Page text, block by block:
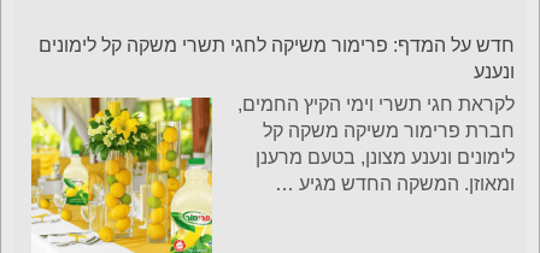
חדש על המדף: פרימור משיקה לחגי תשרי משקה קל לימונים
ונענע
לקראת חגי תשרי וימי הקיץ החמים,
חברת פרימור משיקה משקה קל
לימונים ונענע מצונן, בטעם מרענן
ומאוזן. המשקה החדש מגיע …